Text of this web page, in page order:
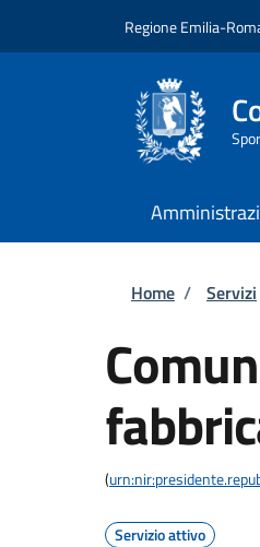
Regione Emilia-
Home / Servizi
(
Servizio attivo